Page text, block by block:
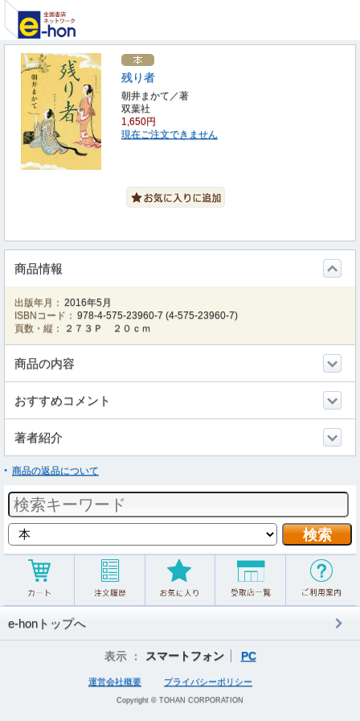
残り者
朝井まかて／著
双葉社
1,650円
現在ご注文できません
商品情報
出版年月： 2016年5月
ISBNコード： 978-4-575-23960-7 (4-575-23960-7)
頁数・縦：
２７３Ｐ ２０ｃｍ
商品の内容
おすすめコメント
著者紹介
商品の返品について
e-honトップへ
表示 ： スマートフォン PC
運営会社概要 プライバシーポリシー
Copyright © TOHAN CORPORATION